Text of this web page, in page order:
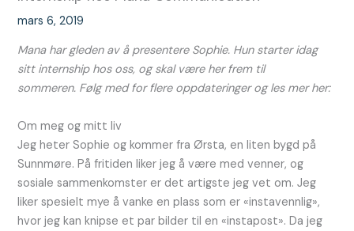
mars 6, 2019
Mana har gleden av å presentere Sophie. Hun starter idag
sitt internship hos oss, og skal være her frem til
sommeren. Følg med for flere oppdateringer og les mer her:
Om meg og mitt liv
Jeg heter Sophie og kommer fra Ørsta, en liten bygd på
Sunnmøre. På fritiden liker jeg å være med venner, og
sosiale sammenkomster er det artigste jeg vet om. Jeg
liker spesielt mye å vanke en plass som er «instavennlig»,
hvor jeg kan knipse et par bilder til en «instapost». Da jeg